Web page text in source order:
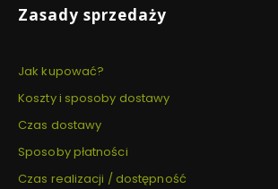
Zasady sprzedaży
Jak kupować?
Koszty i sposoby dostawy
Czas dostawy
Sposoby płatności
Czas realizacji / dostępność